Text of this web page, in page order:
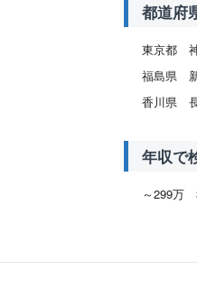
都道府
東京都
福島県
香川県
年収で
～299万